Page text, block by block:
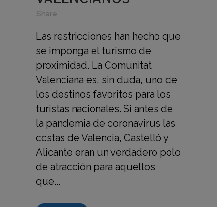
Share
Las restricciones han hecho que
se imponga el turismo de
proximidad. La Comunitat
Valenciana es, sin duda, uno de
los destinos favoritos para los
turistas nacionales. Si antes de
la pandemia de coronavirus las
costas de Valencia, Castelló y
Alicante eran un verdadero polo
de atracción para aquellos
que...